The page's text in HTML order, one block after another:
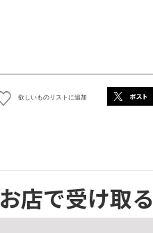
欲しいものリストに追加
お店で受け取る